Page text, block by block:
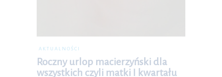
AKTUALNOŚCI
Roczny urlop macierzyński dla
wszystkich czyli matki I kwartału